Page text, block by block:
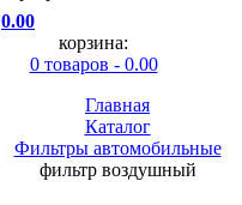
0.00
корзина:
0 товаров - 0.00
Главная
Каталог
Фильтры автомобильные
фильтр воздушный